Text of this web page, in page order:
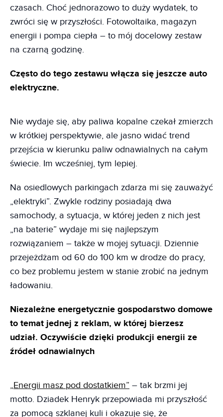
czasach. Choć jednorazowo to duży wydatek, to
zwróci się w przyszłości. Fotowoltaika, magazyn
energii i pompa ciepła – to mój docelowy zestaw
na czarną godzinę.
Często do tego zestawu włącza się jeszcze auto
elektryczne.
Nie wydaje się, aby paliwa kopalne czekał zmierzch
w krótkiej perspektywie, ale jasno widać trend
przejścia w kierunku paliw odnawialnych na całym
świecie. Im wcześniej, tym lepiej.
Na osiedlowych parkingach zdarza mi się zauważyć
„elektryki”. Zwykle rodziny posiadają dwa
samochody, a sytuacja, w której jeden z nich jest
„na baterie” wydaje mi się najlepszym
rozwiązaniem – także w mojej sytuacji. Dziennie
przejeżdżam od 60 do 100 km w drodze do pracy,
co bez problemu jestem w stanie zrobić na jednym
ładowaniu.
Niezależne energetycznie gospodarstwo domowe
to temat jednej z reklam, w której bierzesz
udział. Oczywiście dzięki produkcji energii ze
źródeł odnawialnych
„Energii masz pod dostatkiem” – tak brzmi jej
motto. Dziadek Henryk przepowiada mi przyszłość
za pomocą szklanej kuli i okazuje się, że